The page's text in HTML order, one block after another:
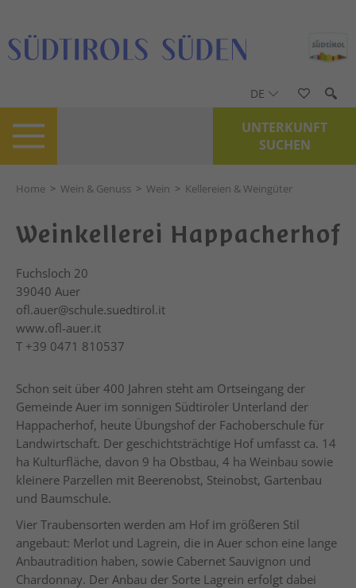
DE
UNTERKUNFT
SUCHEN
Home > Wein & Genuss > Wein > Kellereien & Weingüter
Weinkellerei Happacherhof
Fuchsloch 20
39040 Auer
ofl.auer@schule.suedtirol.it
www.ofl-auer.it
T +39 0471 810537
Schon seit über 400 Jahren steht am Ortseingang der
Gemeinde Auer im sonnigen Südtiroler Unterland der
Happacherhof, heute Übungshof der Fachoberschule für
Landwirtschaft. Der geschichtsträchtige Hof umfasst ca. 14
ha Kulturfläche, davon 9 ha Obstbau, 4 ha Weinbau sowie
kleinere Parzellen mit Beerenobst, Steinobst, Gartenbau
und Baumschule.
Vier Traubensorten werden am Hof im größeren Stil
angebaut: Merlot und Lagrein, die in Auer schon eine lange
Anbautradition haben, sowie Cabernet Sauvignon und
Chardonnay. Der Anbau der Sorte Lagrein erfolgt dabei